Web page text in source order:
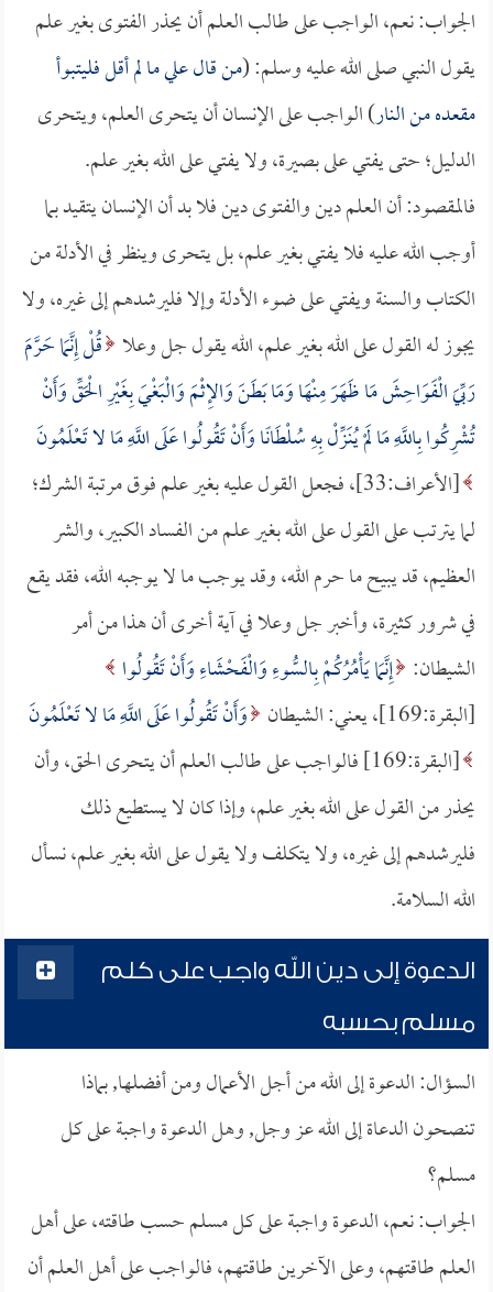
الجواب: نعم، الواجب على طالب العلم أن يحذر الفتوى بغير علم
يقول النبي صلى الله عليه وسلم: (من قال علي ما لم أقل فليتبوأ
مقعده من النار) الواجب على الإنسان أن يتحرى العلم، ويتحرى
الدليل؛ حتى يفتي على بصيرة، ولا يفتي على الله بغير علم.
فالمقصود: أن العلم دين والفتوى دين فلا بد أن الإنسان يتقيد بما
أوجب الله عليه فلا يفتي بغير علم، بل يتحرى وينظر في الأدلة من
الكتاب والسنة ويفتي على ضوء الأدلة وإلا فليرشدهم إلى غيره، ولا
يجوز له القول على الله بغير علم، الله يقول جل وعلا قُلْ إِنَّمَا حَرَّمَ
رَبِّيَ الْفَوَاحِشَ مَا ظَهَرَ مِنْهَا وَمَا بَطَنَ وَالإِثْمَ وَالْبَغْيَ بِغَيْرِ الْحَقِّ وَأَنْ
تُشْرِكُوا بِاللَّهِ مَا لَمْ يُنَزِّلْ بِهِ سُلْطَانًا وَأَنْ تَقُولُوا عَلَى اللَّهِ مَا لا تَعْلَمُونَ
[الأعراف:33]، فجعل القول عليه بغير علم فوق مرتبة الشرك؛
لما يترتب على القول على الله بغير علم من الفساد الكبير، والشر
العظيم، قد يبيح ما حرم الله، وقد يوجب ما لا يوجبه الله، فقد يقع
في شرور كثيرة، وأخبر جل وعلا في آية أخرى أن هذا من أمر
الشيطان: إِنَّمَا يَأْمُرُكُمْ بِالسُّوءِ وَالْفَحْشَاءِ وَأَنْ تَقُولُوا
[البقرة:169]، يعني: الشيطان
وَأَنْ تَقُولُوا عَلَى اللَّهِ مَا لا تَعْلَمُونَ
[البقرة:169] فالواجب على طالب العلم أن يتحرى الحق، وأن
يحذر من القول على الله بغير علم، وإذا كان لا يستطيع ذلك
فليرشدهم إلى غيره، ولا يتكلف ولا يقول على الله بغير علم، نسأل
الله السلامة.
الدعوة إلى دين الله واجب على كلم
مسلم بحسبه
السؤال: الدعوة إلى الله من أجل الأعمال ومن أفضلها, بماذا
تنصحون الدعاة إلى الله عز وجل, وهل الدعوة واجبة على كل
مسلم؟
الجواب: نعم، الدعوة واجبة على كل مسلم حسب طاقته، على أهل
العلم طاقتهم، وعلى الآخرين طاقتهم، فالواجب على أهل العلم أن